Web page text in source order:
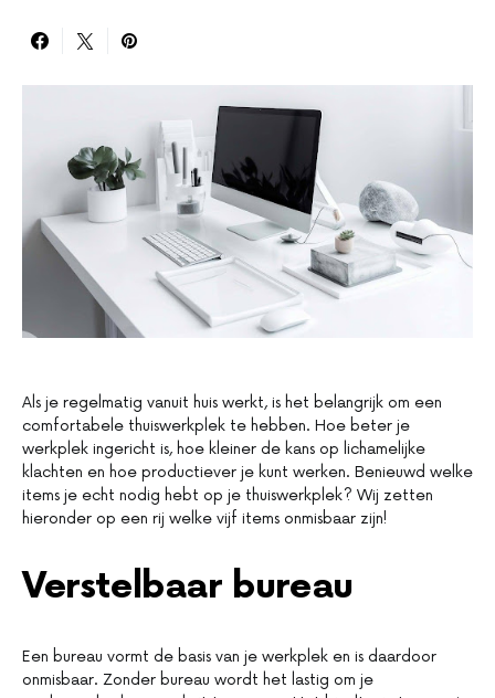
Als je regelmatig vanuit huis werkt, is het belangrijk om een
comfortabele thuiswerkplek te hebben. Hoe beter je
werkplek ingericht is, hoe kleiner de kans op lichamelijke
klachten en hoe productiever je kunt werken. Benieuwd welke
items je echt nodig hebt op je thuiswerkplek? Wij zetten
hieronder op een rij welke vijf items onmisbaar zijn!
Verstelbaar bureau
Een bureau vormt de basis van je werkplek en is daardoor
onmisbaar. Zonder bureau wordt het lastig om je